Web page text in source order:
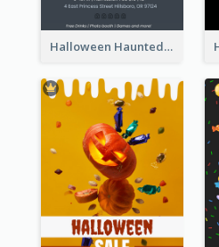
Halloween Haunted House Party Poster